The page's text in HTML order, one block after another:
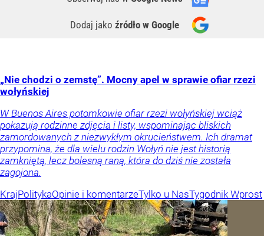
Dodaj jako źródło w Google
„Nie chodzi o zemstę”. Mocny apel w sprawie ofiar rzezi
wołyńskiej
W Buenos Aires potomkowie ofiar rzezi wołyńskiej wciąż
pokazują rodzinne zdjęcia i listy, wspominając bliskich
zamordowanych z niezwykłym okrucieństwem. Ich dramat
przypomina, że dla wielu rodzin Wołyń nie jest historią
zamkniętą, lecz bolesną raną, która do dziś nie została
zagojona.
KrajPolitykaOpinie i komentarzeTylko u NasTygodnik Wprost